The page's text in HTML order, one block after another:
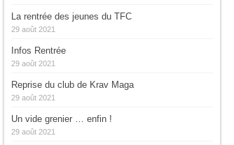
La rentrée des jeunes du TFC
29 août 2021
Infos Rentrée
29 août 2021
Reprise du club de Krav Maga
29 août 2021
Un vide grenier … enfin !
29 août 2021